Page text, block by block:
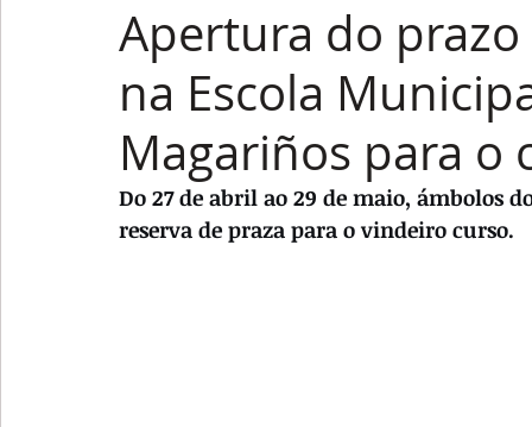
Apertura do
na Escola
Magariños para o
Do 27 de abril ao 29 de maio, ámbolos
reserva de praza para o vindeiro curso.